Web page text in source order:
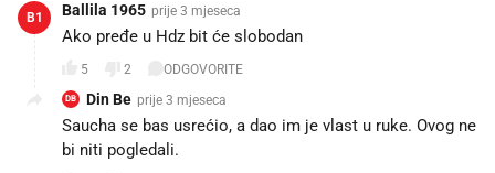
B1 Ballila 1965 prije 3 mjeseca
Ako pređe u Hdz bit će slobodan
5 2 ODGOVORITE
DB Din Be prije 3 mjeseca
Saucha se bas usrećio, a dao im je vlast u ruke. Ovog ne
bi niti pogledali. 😁